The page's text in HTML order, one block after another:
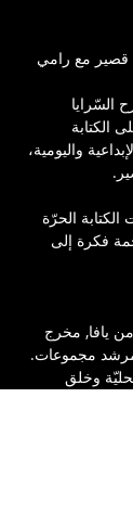
قصير مع رامي
السّرايا
الكتابة
واليومية،
الحرّة
فكرة إلى
يافا, مخرج
مجموعات.
وخلق